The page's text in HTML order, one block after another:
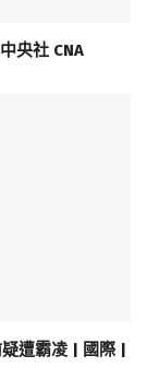
央社 CNA
遭霸凌 | 國際 |